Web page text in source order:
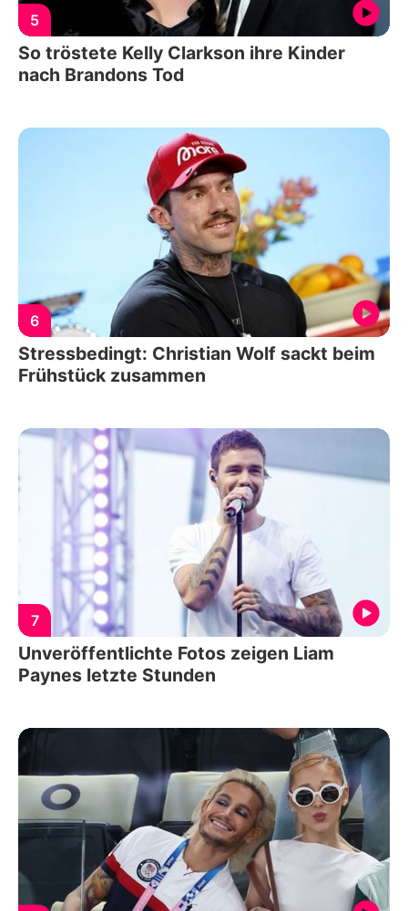
5
So tröstete Kelly Clarkson ihre Kinder
nach Brandons Tod
6
Stressbedingt: Christian Wolf sackt beim
Frühstück zusammen
7
Unveröffentlichte Fotos zeigen Liam
Paynes letzte Stunden